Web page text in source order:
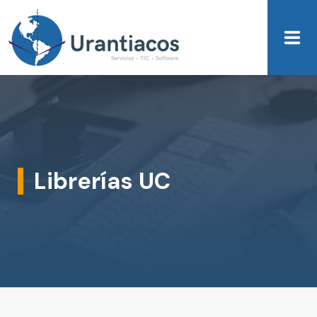
Skip to main content
Librerías UC